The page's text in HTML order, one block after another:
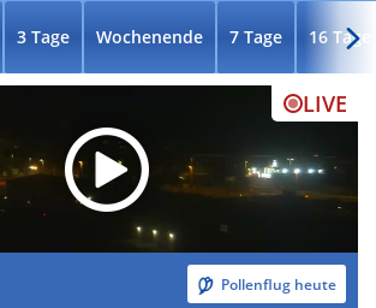
3 Tage Wochenende 7 Tage 16 Tage
LIVE
Pollenflug heute